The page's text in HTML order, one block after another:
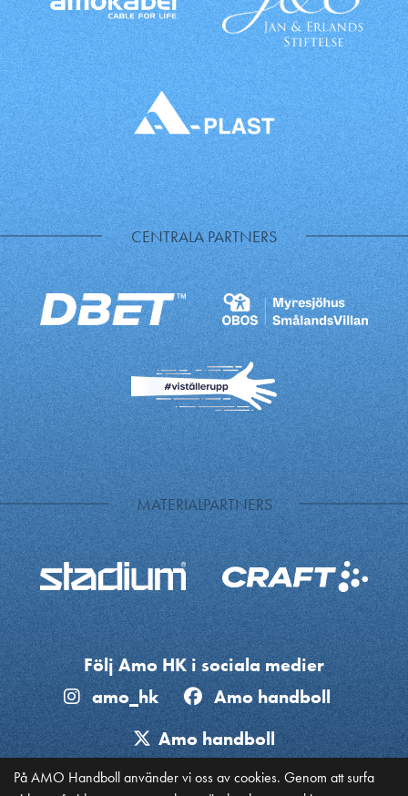
CENTRALA PARTNERS
MATERIALPARTNERS
Följ Amo HK i sociala medier
amo_hk
Amo handboll
Amo handboll
På AMO Handboll använder vi oss av cookies. Genom att surfa